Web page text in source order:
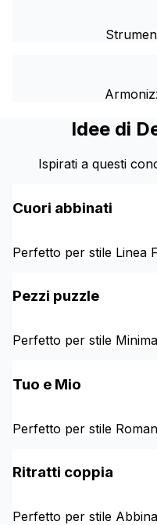
Idee di
Ispirati a questi
Cuori abbinati
Perfetto per stile Linea
Pezzi puzzle
Perfetto per stile
Tuo e Mio
Perfetto per stile
Ritratti coppia
Perfetto per stile